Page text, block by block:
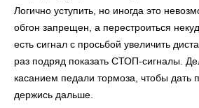
Логично уступить, но иногда это
обгон запрещен, а перестроиться
есть сигнал с просьбой увеличить
раз подряд показать СТОП-сигналы.
касанием педали тормоза, чтобы дать
держись дальше.